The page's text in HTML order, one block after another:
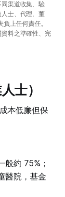
渠道收集、驗
士、代理、董
上任何責任。
料之準確性、完
士）
本低廉但保
般約 75%；
醫院，基金